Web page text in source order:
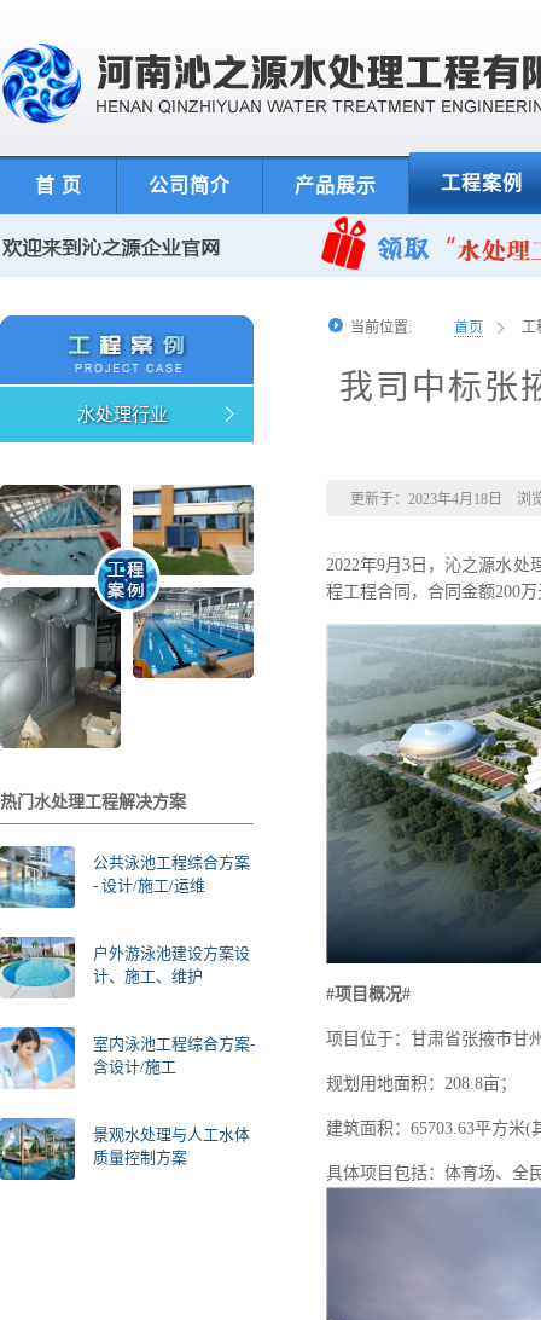
首 页 公司简介 产品展示 工程案例
水处理行业
热门水处理工程解决方案
公共泳池工程综合方案
- 设计/施工/运维
户外游泳池建设方案设
计、施工、维护
室内泳池工程综合方案-
含设计/施工
景观水处理与人工水体
质量控制方案
当前位置: 首页 工
我司中标张
更新于：2023年4月18日 浏
2022年9月3日，沁之源水处
程工程合同，合同金额200
#项目概况#
项目位于：甘肃省张掖市甘
规划用地面积：208.8亩；
建筑面积：65703.63平方米(
具体项目包括：体育场、全